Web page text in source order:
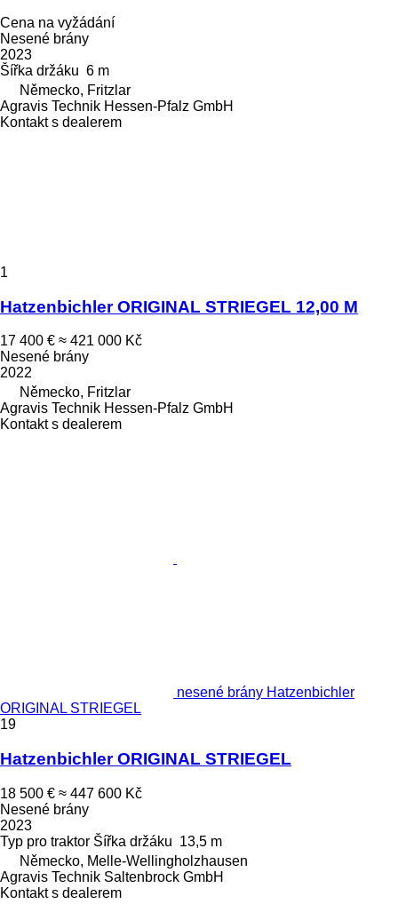
Cena na vyžádání
Nesené brány
2023
Šířka držáku 6 m
Německo, Fritzlar
Agravis Technik Hessen-Pfalz GmbH
Kontakt s dealerem
1
Hatzenbichler ORIGINAL STRIEGEL 12,00 M
17 400 € ≈ 421 000 Kč
Nesené brány
2022
Německo, Fritzlar
Agravis Technik Hessen-Pfalz GmbH
Kontakt s dealerem
nesené brány Hatzenbichler
ORIGINAL STRIEGEL
19
Hatzenbichler ORIGINAL STRIEGEL
18 500 € ≈ 447 600 Kč
Nesené brány
2023
Typ pro traktor Šířka držáku 13,5 m
Německo, Melle-Wellingholzhausen
Agravis Technik Saltenbrock GmbH
Kontakt s dealerem